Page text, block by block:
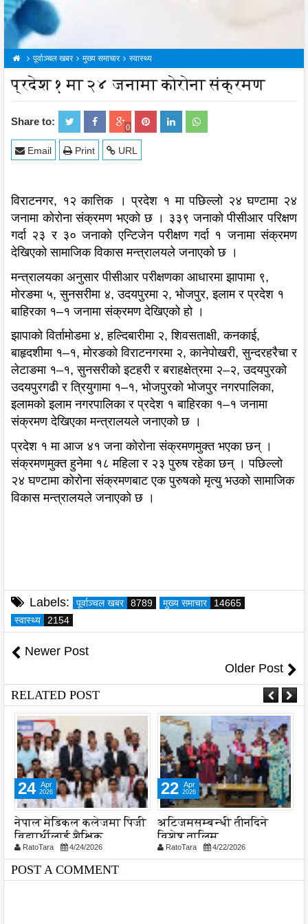
पूर्वाञ्चल खबर मुख्य समाचार स्वास्थ्य
प्रदेश १ मा २४ जनामा कोरोना संक्रमण
Share to: 0
URL
Print
Email
विराटनगर, १२ कात्तिक । प्रदेश १ मा पछिल्लो २४ घण्टामा २४
जनामा कोरोना संक्रमण भएको छ । ३३९ जनाको पीसीआर परिक्षण
गर्दा २३ र ३० जनाको एन्टिजेन परीक्षण गर्दा १ जनामा संक्रमण
देखिएको सामाजिक विकास मन्त्रालयले जनाएको छ ।
मन्त्रालयका अनुसार पीसीआर परीक्षणका आधारमा झापामा ९,
मोरङमा ५, सुनसरीमा ४, उदयपुरमा २, भोजपुर, इलाम र प्रदेश १
बाहिरका १–१ जनामा संक्रमण देखिएको हो ।
झापाको विर्तामोडमा ४, हल्दिबारीमा २, शिवसताक्षी, कनकाई,
बाहृदशीमा १–१, मोरङको विराटनगरमा २, कानेपोखरी, सुन्दरहरैचा र
लेटाङमा १–१, सुनसरीको इटहरी र बराहक्षेत्रमा २–२, उदयपुरको
उदयपुरगढी र त्रियुगामा १–१, भोजपुरको भोजपुर नगरपालिका,
इलामको इलाम नगरपालिका र प्रदेश १ बाहिरका १–१ जनामा
संक्रमण देखिएका मन्त्रालयले जनाएको छ ।
प्रदेश १ मा आज ४१ जना कोरोना संक्रमणमुक्त भएका छन् ।
संक्रमणमुक्त हुनेमा १८ महिला र २३ पुरुष रहेका छन् । पछिल्लो
२४ घण्टामा कोरोना संक्रमणबाट एक पुरुषको मृत्यु भउको सामाजिक
विकास मन्त्रालयले जनाएको छ ।
Labels: पूर्वाञ्चल खबर 8789 मुख्य समाचार
14665
स्वास्थ्य
2154
Newer Post
Older Post
RELATED POST
24 Apr
2026
नेपाल मेडिकल कलेजमा पिजी
विद्यार्थीलाई शैक्षिक
अभिमुखीकरण
RatoTara 4/24/2026
22 Apr
2026
अटिजमसम्बन्धी तीनदिने
विशेष तालिम
RatoTara 4/22/2026
POST A COMMENT